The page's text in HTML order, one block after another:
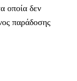
οποία δεν
παράδοσης